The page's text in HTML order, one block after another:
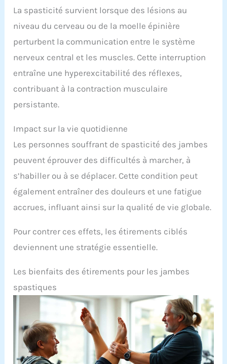
La spasticité survient lorsque des lésions au
niveau du cerveau ou de la moelle épinière
perturbent la communication entre le système
nerveux central et les muscles. Cette interruption
entraîne une hyperexcitabilité des réflexes,
contribuant à la contraction musculaire
persistante.
Impact sur la vie quotidienne
Les personnes souffrant de spasticité des jambes
peuvent éprouver des difficultés à marcher, à
s’habiller ou à se déplacer. Cette condition peut
également entraîner des douleurs et une fatigue
accrues, influant ainsi sur la qualité de vie globale.
Pour contrer ces effets, les étirements ciblés
deviennent une stratégie essentielle.
Les bienfaits des étirements pour les jambes
spastiques